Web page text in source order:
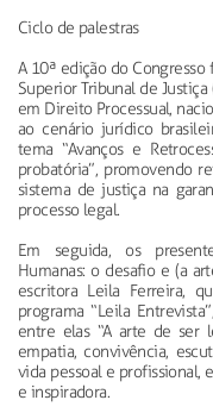
Ciclo de palestras
A 10ª edição do
Superior Tribunal de
em Direito Processual,
ao cenário jurídico
tema “Avanços e
probatória”, promovendo
sistema de justiça na
processo legal.
Em seguida, os
Humanas: o desafio e (a
escritora Leila Ferreira,
programa “Leila
entre elas “A arte de ser
empatia, convivência,
vida pessoal e profissional,
e inspiradora.